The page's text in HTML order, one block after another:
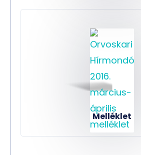
Melléklet